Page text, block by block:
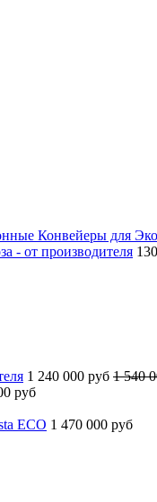
Конвейеры для
- от производителя
1 240 000 руб 1 540
руб
ECO 1 470 000 руб